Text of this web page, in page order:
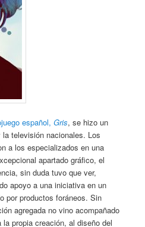
español,Gris, se hizo un
televisión nacionales. Los
a los especializados en una
apartado gráfico, el
sin duda tuvo que ver,
apoyo a una iniciativa en un
por productos foráneos. Sin
agregada no vino acompañado
propia creación, al diseño del